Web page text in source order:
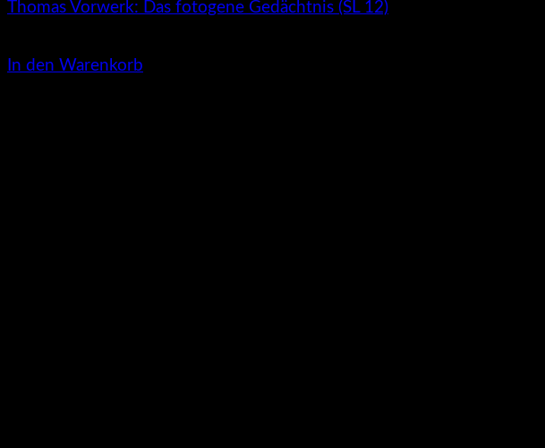
Thomas Vorwerk: Das fotogene Gedächtnis (SL 12)
In den Warenkorb